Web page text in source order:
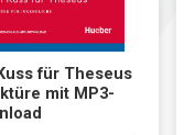
für Theseus
mit MP3-